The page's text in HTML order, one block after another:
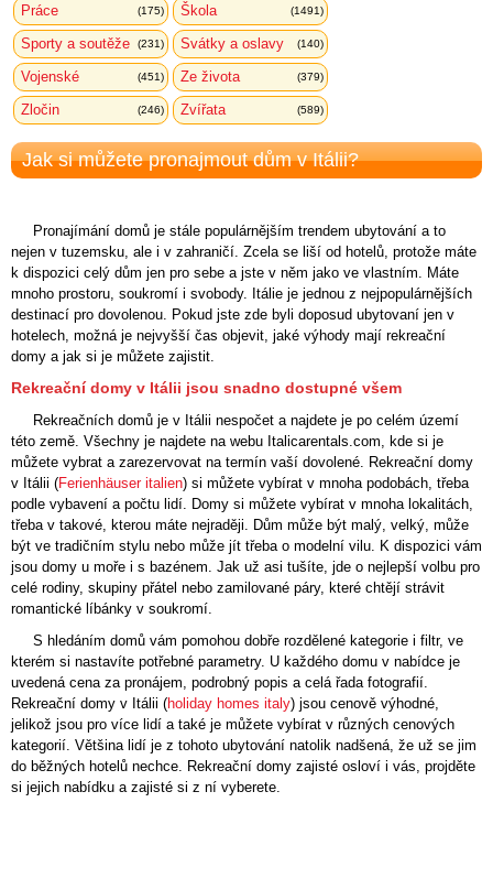
Práce (175) Škola (1491)
Sporty a soutěže (231) Svátky a oslavy (140)
Vojenské (451) Ze života (379)
Zločin (246) Zvířata (589)
Jak si můžete pronajmout dům v Itálii?
Pronajímání domů je stále populárnějším trendem ubytování a to
nejen v tuzemsku, ale i v zahraničí. Zcela se liší od hotelů, protože máte
k dispozici celý dům jen pro sebe a jste v něm jako ve vlastním. Máte
mnoho prostoru, soukromí i svobody. Itálie je jednou z nejpopulárnějších
destinací pro dovolenou. Pokud jste zde byli doposud ubytovaní jen v
hotelech, možná je nejvyšší čas objevit, jaké výhody mají rekreační
domy a jak si je můžete zajistit.
Rekreační domy v Itálii jsou snadno dostupné všem
Rekreačních domů je v Itálii nespočet a najdete je po celém území
této země. Všechny je najdete na webu Italicarentals.com, kde si je
můžete vybrat a zarezervovat na termín vaší dovolené. Rekreační domy
v Itálii (Ferienhäuser italien) si můžete vybírat v mnoha podobách, třeba
podle vybavení a počtu lidí. Domy si můžete vybírat v mnoha lokalitách,
třeba v takové, kterou máte nejraději. Dům může být malý, velký, může
být ve tradičním stylu nebo může jít třeba o modelní vilu. K dispozici vám
jsou domy u moře i s bazénem. Jak už asi tušíte, jde o nejlepší volbu pro
celé rodiny, skupiny přátel nebo zamilované páry, které chtějí strávit
romantické líbánky v soukromí.
S hledáním domů vám pomohou dobře rozdělené kategorie i filtr, ve
kterém si nastavíte potřebné parametry. U každého domu v nabídce je
uvedená cena za pronájem, podrobný popis a celá řada fotografií.
Rekreační domy v Itálii (holiday homes italy) jsou cenově výhodné,
jelikož jsou pro více lidí a také je můžete vybírat v různých cenových
kategorií. Většina lidí je z tohoto ubytování natolik nadšená, že už se jim
do běžných hotelů nechce. Rekreační domy zajisté osloví i vás, projděte
si jejich nabídku a zajisté si z ní vyberete.